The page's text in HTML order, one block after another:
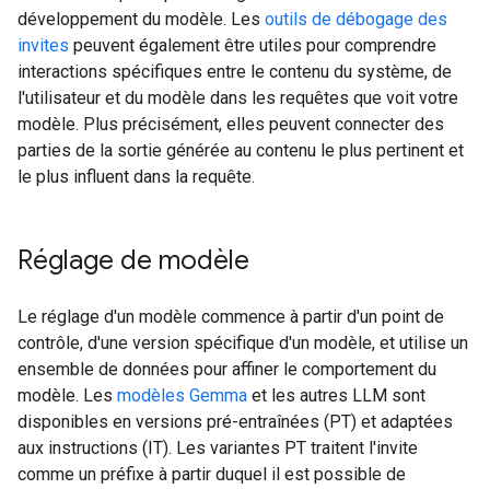
développement du modèle. Les outils de débogage des
invites peuvent également être utiles pour comprendre
interactions spécifiques entre le contenu du système, de
l'utilisateur et du modèle dans les requêtes que voit votre
modèle. Plus précisément, elles peuvent connecter des
parties de la sortie générée au contenu le plus pertinent et
le plus influent dans la requête.
Réglage de modèle
Le réglage d'un modèle commence à partir d'un point de
contrôle, d'une version spécifique d'un modèle, et utilise un
ensemble de données pour affiner le comportement du
modèle. Les modèles Gemma et les autres LLM sont
disponibles en versions pré-entraînées (PT) et adaptées
aux instructions (IT). Les variantes PT traitent l'invite
comme un préfixe à partir duquel il est possible de